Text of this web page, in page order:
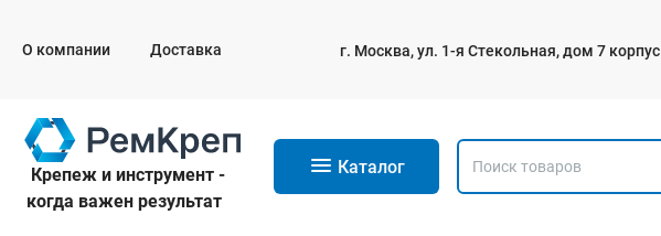
О компании Доставка
г. Москва, ул. 1-я Стекольная, дом 7 корпус
Крепеж и инструмент -
когда важен результат
Каталог